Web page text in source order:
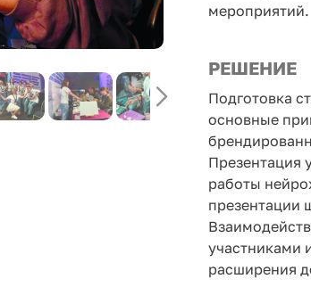
мероприятий.
РЕШЕНИЕ
Подготовка
основные
Презентация
работы
презентации
участниками
расширения